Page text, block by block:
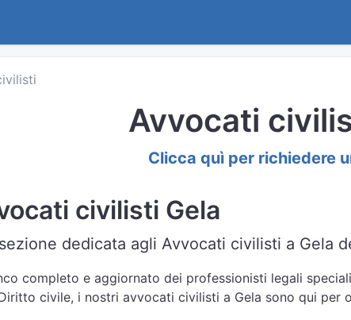
Avvocati
Clicca quì per richiedere
civilisti Gela
dedicata agli Avvocati civilisti a Gela
completo e aggiornato dei professionisti legali
civile, i nostri avvocati civilisti a Gela sono qui per